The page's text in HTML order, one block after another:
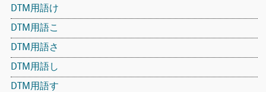
DTM用語け
DTM用語こ
DTM用語さ
DTM用語し
DTM用語す